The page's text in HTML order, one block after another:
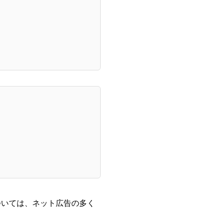
ては、ネット広告の多く